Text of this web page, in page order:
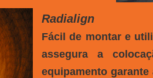
Radialign
Fácil de montar e
assegura a
equipamento